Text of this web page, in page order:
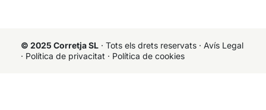
© 2025 Corretja SL · Tots els drets reservats · Avís Legal
· Política de privacitat · Política de cookies